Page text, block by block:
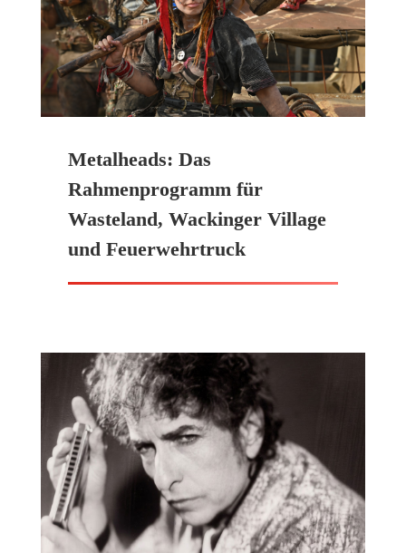
Metalheads: Das
Rahmenprogramm für
Wasteland, Wackinger Village
und Feuerwehrtruck